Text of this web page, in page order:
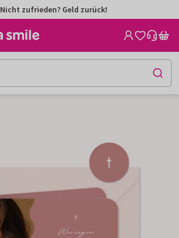
Nicht zufrieden? Geld zurück!